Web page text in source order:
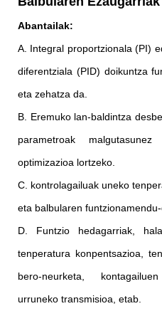
Abantailak:
A. Integral proportzionala (PI)
diferentziala (PID) doikuntza
eta zehatza da.
B. Eremuko lan-baldintza
parametroak
optimizazioa lortzeko.
C. kontrolagailuak uneko
eta balbularen
D. Funtzio hedagarriak,
tenperatura konpentsazioa,
bero-neurketa,
urruneko transmisioa, etab.